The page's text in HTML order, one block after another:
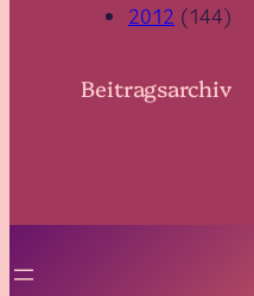
Beitragsarchiv
2012 (144)